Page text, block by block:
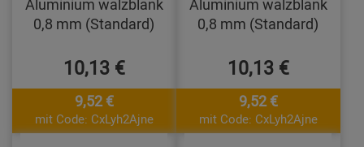
0,8 mm (Standard)
10,13 €
9,52 €
mit Code: CxLyh2Ajne
0,8 mm (Standard)
10,13 €
9,52 €
mit Code: CxLyh2Ajne